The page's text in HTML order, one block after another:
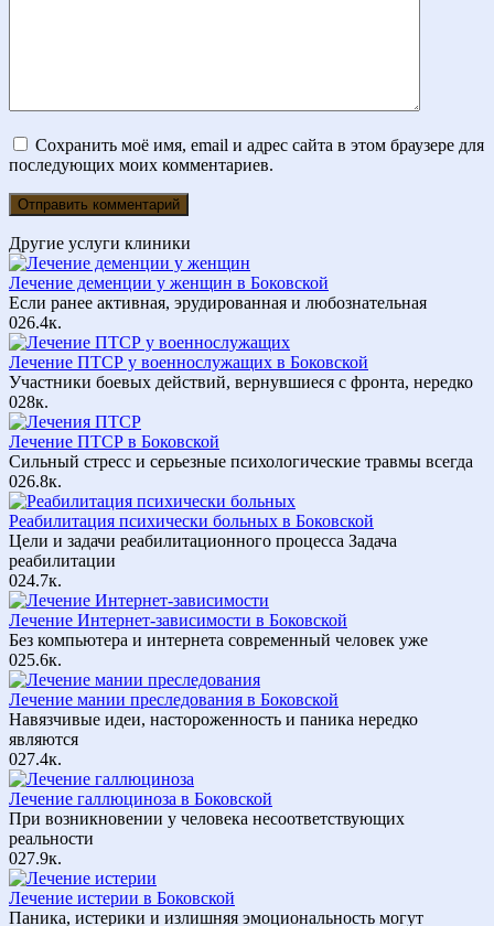
Сохранить моё имя, email и адрес сайта в этом браузере для
последующих моих комментариев.
Другие услуги клиники
Лечение деменции у женщин в Боковской
Если ранее активная, эрудированная и любознательная
026.4к.
Лечение ПТСР у военнослужащих в Боковской
Участники боевых действий, вернувшиеся с фронта, нередко
028к.
Лечение ПТСР в Боковской
Сильный стресс и серьезные психологические травмы всегда
026.8к.
Реабилитация психически больных в Боковской
Цели и задачи реабилитационного процесса Задача
реабилитации
024.7к.
Лечение Интернет-зависимости в Боковской
Без компьютера и интернета современный человек уже
025.6к.
Лечение мании преследования в Боковской
Навязчивые идеи, настороженность и паника нередко
являются
027.4к.
Лечение галлюциноза в Боковской
При возникновении у человека несоответствующих
реальности
027.9к.
Лечение истерии в Боковской
Паника, истерики и излишняя эмоциональность могут